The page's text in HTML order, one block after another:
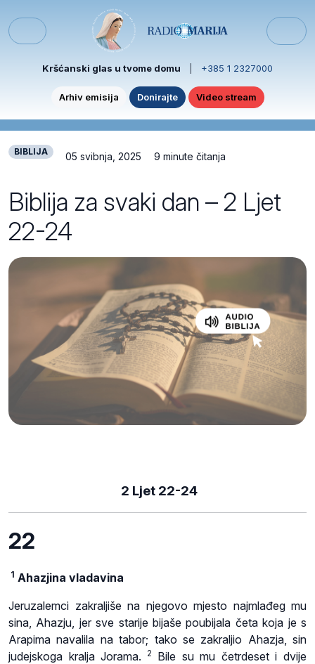
Menu
Kršćanski glas u tvome domu +385 1 2327000
Arhiv emisija Donirajte Video stream
BIBLIJA 05 svibnja, 2025 9 minute čitanja
Biblija za svaki dan – 2 Ljet
22-24
2 Ljet 22-24
22
1 Ahazjina vladavina
Jeruzalemci zakraljiše na njegovo mjesto najmlađeg mu
sina, Ahazju, jer sve starije bijaše poubijala četa koja je s
Arapima navalila na tabor; tako se zakraljio Ahazja, sin
judejskoga kralja Jorama. 2
Bile su mu četrdeset i dvije